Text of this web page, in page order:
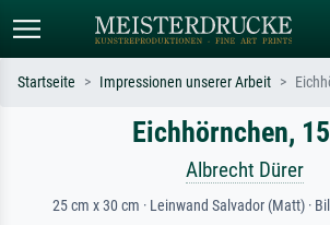
Standardsuche
Suchen Sie nach Künstlern, Werktiteln
oder Stilen – z.B. Monet,
Sternennacht, Impressionismus, Welle
Beschreiben
Wiese,
Ölgemälde,
Startseite Impressionen unserer Arbeit
Eichhörnchen,
Albrecht Dürer
25 cm x 30 cm · Leinwand Salvador (Matt) ·